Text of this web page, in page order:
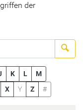
der
K L
M
X Y Z #